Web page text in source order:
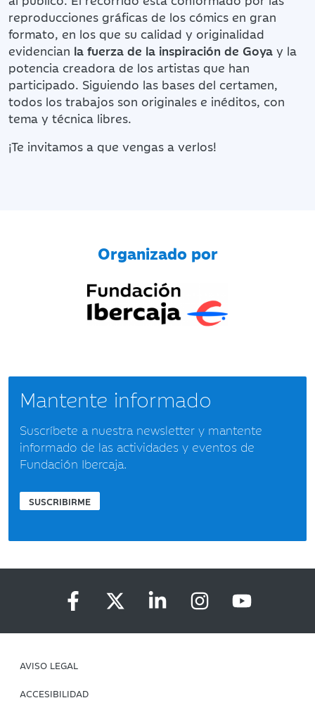
reproducciones gráficas de los cómics en gran
formato, en los que su calidad y originalidad
evidencian la fuerza de la inspiración de Goya y la
potencia creadora de los artistas que han
participado. Siguiendo las bases del certamen,
todos los trabajos son originales e inéditos, con
tema y técnica libres.
¡Te invitamos a que vengas a verlos!
Organizado por
Mantente informado
Suscríbete a nuestra newsletter y mantente
informado de las actividades y eventos de
Fundación Ibercaja.
SUSCRIBIRME
AVISO LEGAL
ACCESIBILIDAD